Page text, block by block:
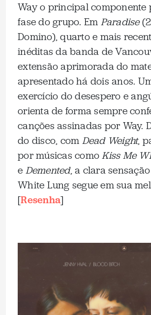
Way o principal componente
fase do grupo. Em Paradise
Domino), quarto e mais
inéditas da banda de
extensão aprimorada do
apresentado há dois anos.
exercício do desespero e
orienta de forma sempre
canções assinadas por Way.
do disco, com Dead Weight,
por músicas comoKiss Me
e Demented, a clara
White Lung segue em sua
[Resenha]